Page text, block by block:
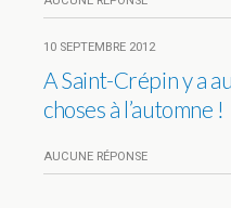
10 SEPTEMBRE 2012
A Saint-Crépin y a
choses à l’automne !
AUCUNE RÉPONSE